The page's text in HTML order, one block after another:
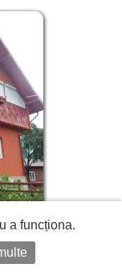
a funcționa.